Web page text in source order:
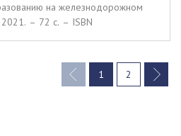
на железнодорожном
2021. – 72 c. – ISBN
1(current)
2